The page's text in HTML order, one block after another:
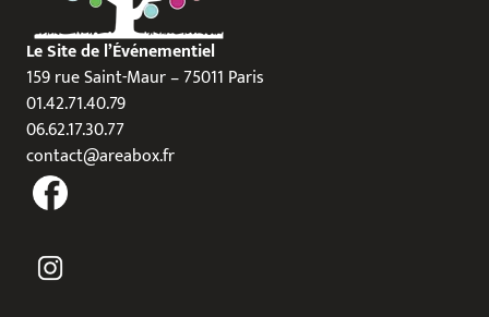
Le Site de l’Événementiel
159 rue Saint-Maur – 75011 Paris
01.42.71.40.79
06.62.17.30.77
contact@areabox.fr